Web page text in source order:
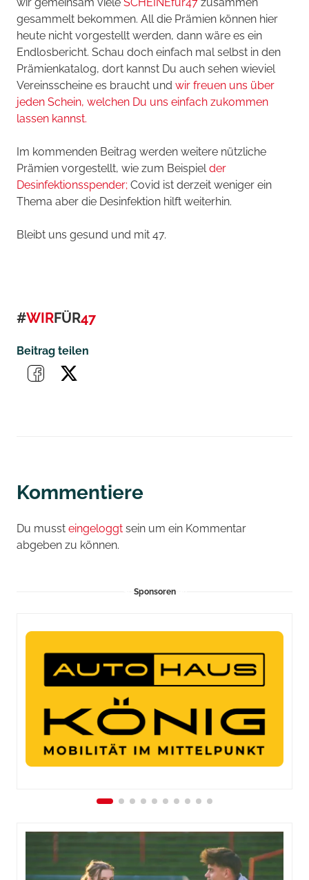
gesammelt bekommen. All die Prämien können hier
heute nicht vorgestellt werden, dann wäre es ein
Endlosbericht. Schau doch einfach mal selbst in den
Prämienkatalog, dort kannst Du auch sehen wieviel
Vereinsscheine es braucht und wir freuen uns über
jeden Schein, welchen Du uns einfach zukommen
lassen kannst.
Im kommenden Beitrag werden weitere nützliche
Prämien vorgestellt, wie zum Beispielder
Desinfektionsspender; Covid ist derzeit weniger ein
Thema aber die Desinfektion hilft weiterhin.
Bleibt uns gesund und mit 47.
#WIRFÜR47
Beitrag teilen
Kommentiere
Du musst eingeloggt sein um ein Kommentar
abgeben zu können.
Sponsoren